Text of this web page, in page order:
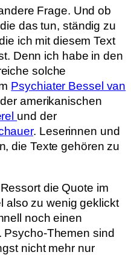
Frage. Und ob
das tun, ständig zu
ich mit diesem Text
Denn ich habe in den
solche
Psychiater Bessel van
amerikanischen
und der
. Leserinnen und
die Texte gehören zu
die Quote im
also zu wenig geklickt
noch einen
Psycho-Themen sind
nicht mehr nur